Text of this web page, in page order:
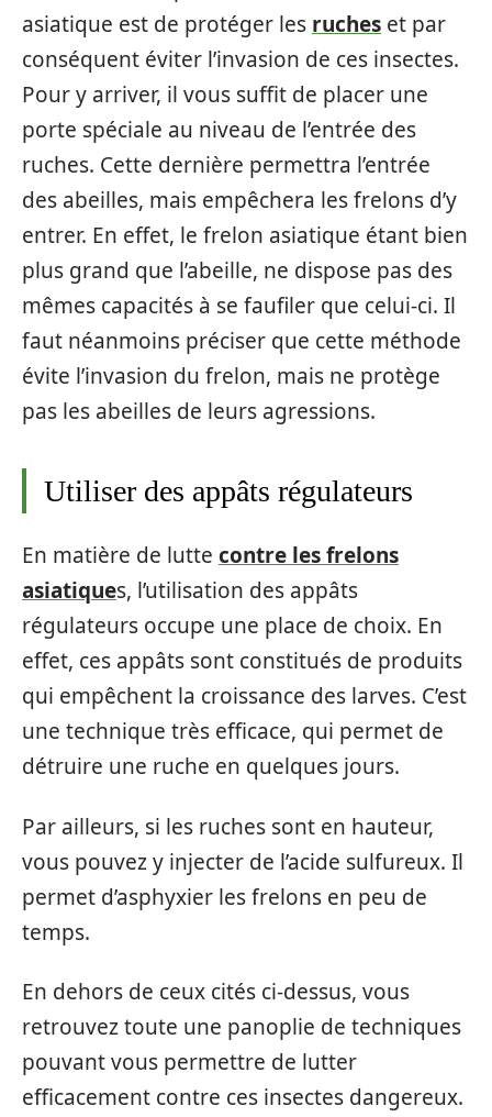
asiatique est de protéger les ruches et par
conséquent éviter l’invasion de ces insectes.
Pour y arriver, il vous suffit de placer une
porte spéciale au niveau de l’entrée des
ruches. Cette dernière permettra l’entrée
des abeilles, mais empêchera les frelons d’y
entrer. En effet, le frelon asiatique étant bien
plus grand que l’abeille, ne dispose pas des
mêmes capacités à se faufiler que celui-ci. Il
faut néanmoins préciser que cette méthode
évite l’invasion du frelon, mais ne protège
pas les abeilles de leurs agressions.
Utiliser des appâts régulateurs
En matière de lutte contre les frelons
asiatiques, l’utilisation des appâts
régulateurs occupe une place de choix. En
effet, ces appâts sont constitués de produits
qui empêchent la croissance des larves. C’est
une technique très efficace, qui permet de
détruire une ruche en quelques jours.
Par ailleurs, si les ruches sont en hauteur,
vous pouvez y injecter de l’acide sulfureux. Il
permet d’asphyxier les frelons en peu de
temps.
En dehors de ceux cités ci-dessus, vous
retrouvez toute une panoplie de techniques
pouvant vous permettre de lutter
efficacement contre ces insectes dangereux.